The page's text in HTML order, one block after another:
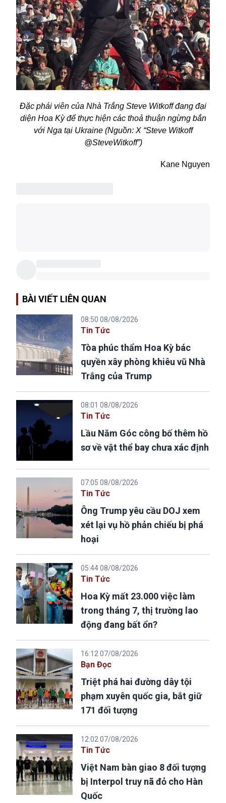
Đặc phái viên của Nhà Trắng Steve Witkoff đang đại
diện Hoa Kỳ để thực hiện các thoả thuận ngừng bắn
với Nga tại Ukraine (Nguồn: X “Steve Witkoff
@SteveWitkoff”)
Kane Nguyen
BÀI VIẾT LIÊN QUAN
08:50 08/08/2026
Tin Tức
Tòa phúc thẩm Hoa Kỳ bác
quyền xây phòng khiêu vũ Nhà
Trắng của Trump
08:01 08/08/2026
Tin Tức
Lầu Năm Góc công bố thêm hồ
sơ về vật thể bay chưa xác định
07:05 08/08/2026
Tin Tức
Ông Trump yêu cầu DOJ xem
xét lại vụ hồ phản chiếu bị phá
hoại
05:44 08/08/2026
Tin Tức
Hoa Kỳ mất 23.000 việc làm
trong tháng 7, thị trường lao
động đang bất ổn?
16:12 07/08/2026
Bạn Đọc
Triệt phá hai đường dây tội
phạm xuyên quốc gia, bắt giữ
171 đối tượng
12:02 07/08/2026
Tin Tức
Việt Nam bàn giao 8 đối tượng
bị Interpol truy nã đỏ cho Hàn
Quốc